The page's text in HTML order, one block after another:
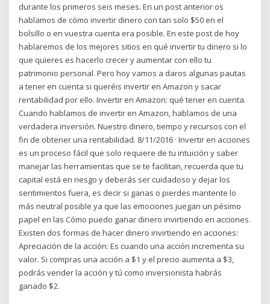
durante los primeros seis meses. En un post anterior os
hablamos de cómo invertir dinero con tan solo $50 en el
bolsillo o en vuestra cuenta era posible. En este post de hoy
hablaremos de los mejores sitios en qué invertir tu dinero si lo
que quieres es hacerlo crecer y aumentar con ello tu
patrimonio personal. Pero hoy vamos a daros algunas pautas
a tener en cuenta si queréis invertir en Amazon y sacar
rentabilidad por ello. Invertir en Amazon: qué tener en cuenta.
Cuando hablamos de invertir en Amazon, hablamos de una
verdadera inversión. Nuestro dinero, tiempo y recursos con el
fin de obtener una rentabilidad. 8/11/2016 · Invertir en acciones
es un proceso fácil que solo requiere de tu intuición y saber
manejar las herramientas que se te facilitan, recuerda que tu
capital está en riesgo y deberás ser cuidadoso y dejar los
sentimientos fuera, es decir si ganas o pierdes mantente lo
más neutral posible ya que las emociones juegan un pésimo
papel en las Cómo puedo ganar dinero invirtiendo en acciones.
Existen dos formas de hacer dinero invirtiendo en acciones:
Apreciación de la acción: Es cuando una acción incrementa su
valor. Si compras una acción a $1 y el precio aumenta a $3,
podrás vender la acción y tú como inversionista habrás
ganado $2.